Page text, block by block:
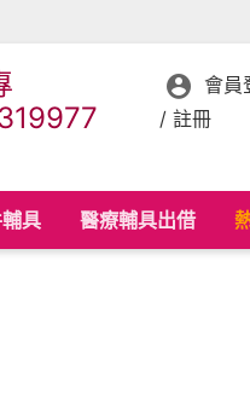
會員
/ 註冊
具 醫療輔具出借